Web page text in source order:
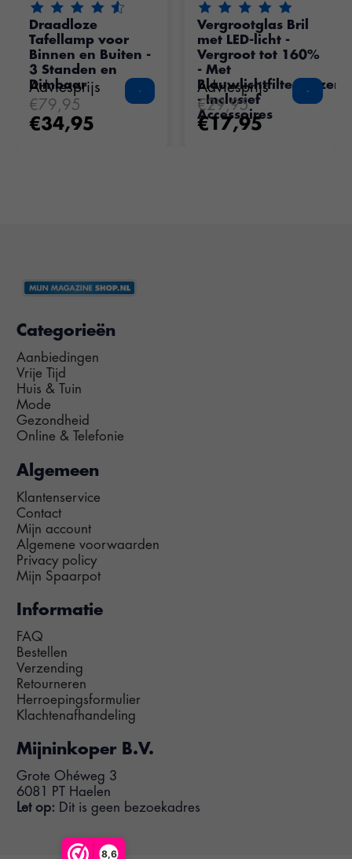
8,6
De beoordeling van dit product is 4.75 van de 5
Draadloze
Tafellamp voor
Binnen en Buiten -
3 Standen en
Dimbaar
Adviesprijs
€79,95
€34,95
De beoordeling van dit
Vergrootglas Bril
met LED-licht -
Vergroot tot 160%
- Met
Blauwlichtfilterglazen
- Inclusief
Accessoires
Adviesprijs
€29,95
€17,95
Categorieën
Aanbiedingen
Vrije Tijd
Huis & Tuin
Mode
Gezondheid
Online & Telefonie
Algemeen
Klantenservice
Contact
Mijn account
Algemene voorwaarden
Privacy policy
Mijn Spaarpot
Informatie
FAQ
Bestellen
Verzending
Retourneren
Herroepingsformulier
Klachtenafhandeling
Mijninkoper B.V.
Grote Ohéweg 3
6081 PT Haelen
Let op: Dit is geen bezoekadres